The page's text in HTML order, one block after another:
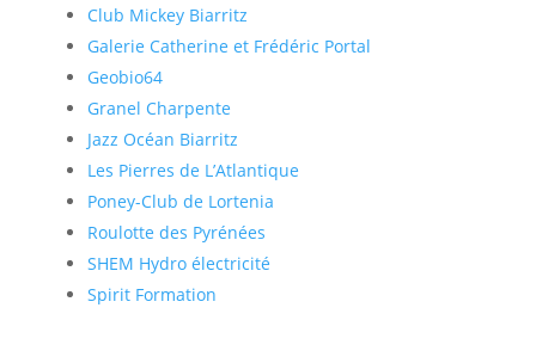
Club Mickey Biarritz
Galerie Catherine et Frédéric Portal
Geobio64
Granel Charpente
Jazz Océan Biarritz
Les Pierres de L’Atlantique
Poney-Club de Lortenia
Roulotte des Pyrénées
SHEM Hydro électricité
Spirit Formation